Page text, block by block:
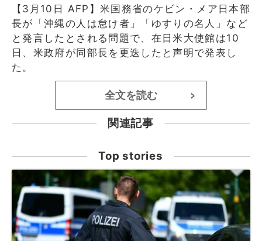
【3月10日 AFP】米国務省のケビン・メア日本部
長が「沖縄の人は怠け者」「ゆすりの名人」など
と発言したとされる問題で、在日米大使館は10
日、米政府が同部長を更迭したと声明で発表し
た。
全文を読む >
関連記事
Top stories